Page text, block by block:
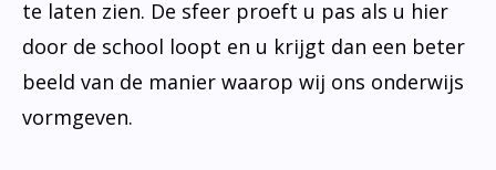
te laten zien. De sfeer proeft u pas als u hier
door de school loopt en u krijgt dan een beter
beeld van de manier waarop wij ons onderwijs
vormgeven.